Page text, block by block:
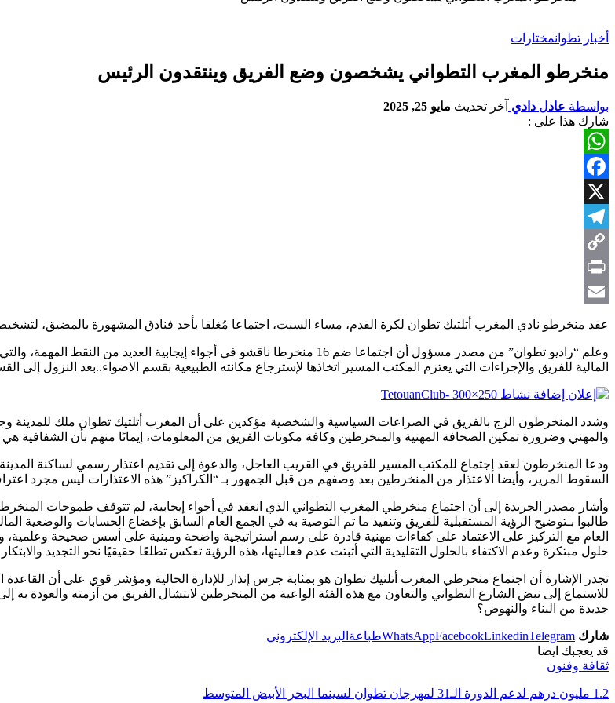
أخبار تطوانمختارات
منخرطو المغرب التطواني يشخصون وضع الفريق وينتقدون الرئيس
بواسطة عادل دادي آخر تحديث مايو 25, 2025
شارك هذا على :
WhatsApp
Facebook
X
Telegram
Copy
Link
Print
عقد منخرطو نادي المغرب أتلتيك تطوان لكرة القدم، مساء السبت، اجتماعا مُغلقا بأحد فنادق المشهورة بالمضيق، لتشخيص
وعلم “راديو تطوان” من مصدر مسؤول أن اجتماعا ضم 16 منخرطا ناقشو في أجواء
المالية للفريق والإجراءات التي يعتزم المكتب المسير اتخاذها لإسترجاع مكانته الطبيعية بقسم الاضواء..بعد النزول إلى
وشدد المنخرطون الزج بالفريق في الصراعات السياسية والشخصية مؤكدين على أن المغرب أتلتيك تطوان ملك للمدينة
والمهني وضرورة تمكين الصحافة المهنية والمنخرطين وكافة مكونات الفريق من المعلومات، إيمانًا منهم بأن الشفافية هي
ودعا المنخرطون لعقد إجتماع للمكتب المسير للفريق في القريب العاجل، والدعوة إلى تقديم اعتذار رسمي لساكنة
السقوط المرير، وأيضا الاعتذار من المنخرطين بعد وصفهم من قبل الجمهور بـ “الكراكيز” هذه الاعتذارات ليس مجرد
وأشار مصدر الجريدة إلى أن اجتماع منخرطي المغرب التطواني الذي انعقد في أجواء إيجابية، لم تتوقف طموحات
طالبوا بـتوضيح الرؤية المستقبلية للفريق وتنفيذ ما تم التوصية به في الجمع العام السابق بإخضاع الحسابات والوضعية
العام مع التركيز على الاعتماد على كفاءات مهنية قادرة على رسم استراتيجية واضحة ومبنية على أسس صحيحة وعلمية،
حلول مبتكرة وعدم الاكتفاء بالحلول التقليدية التي أثبتت عدم فعاليتها، هذه الرؤية تعكس تطلعًا حقيقيًا نحو التجديد
تجدر الإشارة أن اجتماع منخرطي المغرب أتلتيك تطوان هو بمثابة جرس إنذار للإدارة الحالية ومؤشر قوي على أن القاعدة
للاستماع إلى نبض الشارع التطواني والتعاون مع هذه الفئة الواعية من المنخرطين لانتشال الفريق من أزمته والعودة به إلى
جديدة من البناء والنهوض؟
شارك WhatsAppFacebookLinkedinTelegram طباعة البريد الإلكتروني
قد يعجبك ايضا
ثقافة وفنون
1.2 مليون درهم لدعم الدورة الـ31 لمهرجان تطوان لسينما البحر الأبيض المتوسط